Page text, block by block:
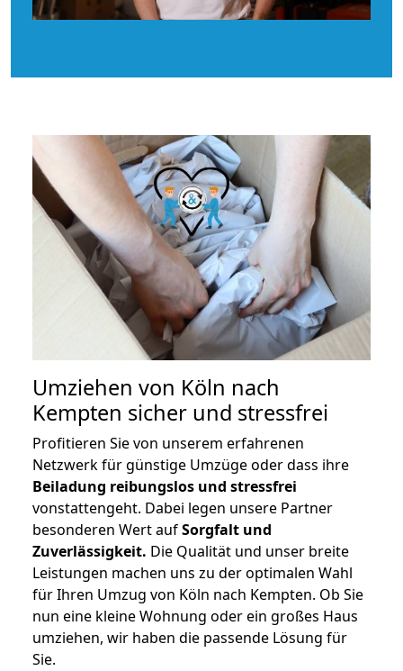
Umziehen von Köln nach
Kempten sicher und stressfrei
Profitieren Sie von unserem erfahrenen
Netzwerk für günstige Umzüge oder dass ihre
Beiladung reibungslos und stressfrei
vonstattengeht. Dabei legen unsere Partner
besonderen Wert aufSorgfalt und
Zuverlässigkeit. Die Qualität und unser breite
Leistungen machen uns zu der optimalen Wahl
für Ihren Umzug von Köln nach Kempten. Ob Sie
nun eine kleine Wohnung oder ein großes Haus
umziehen, wir haben die passende Lösung für
Sie.